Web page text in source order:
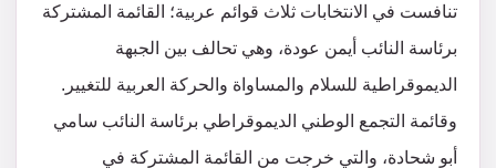
تنافست في الانتخابات ثلاث قوائم عربية؛ القائمة المشتركة
برئاسة النائب أيمن عودة، وهي تحالف بين الجبهة
الديموقراطية للسلام والمساواة والحركة العربية للتغيير.
وقائمة التجمع الوطني الديموقراطي برئاسة النائب سامي
أبو شحادة، والتي خرجت من القائمة المشتركة في